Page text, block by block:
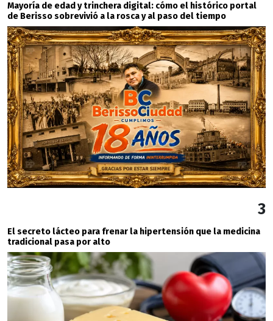
Mayoría de edad y trinchera digital: cómo el histórico portal
de Berisso sobrevivió a la rosca y al paso del tiempo
3
El secreto lácteo para frenar la hipertensión que la medicina
tradicional pasa por alto